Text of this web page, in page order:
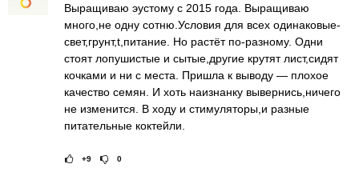
Выращиваю эустому с 2015 года. Выращиваю
много,не одну сотню.Условия для всех одинаковые-
свет,грунт,t,питание. Но растёт по-разному. Одни
стоят лопушистые и сытые,другие крутят лист,сидят
кочками и ни с места. Пришла к выводу — плохое
качество семян. И хоть наизнанку вывернись,ничего
не изменится. В ходу и стимуляторы,и разные
питательные коктейли.
Рейтинг статьи:
+9 0